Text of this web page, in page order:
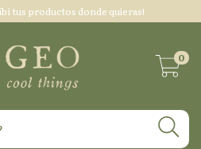
tus productos donde quieras!
0